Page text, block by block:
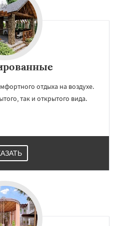
отдыха на воздухе.
так и открытого вида.